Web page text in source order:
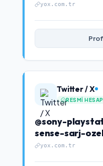
yox.com.tr
Twitter / X
RESMI HESAP
@sony-
sense-sarj-
yox.com.tr